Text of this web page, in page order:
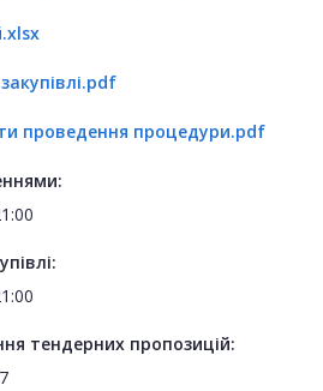
проведення процедури.pdf
тендерних пропозицій: